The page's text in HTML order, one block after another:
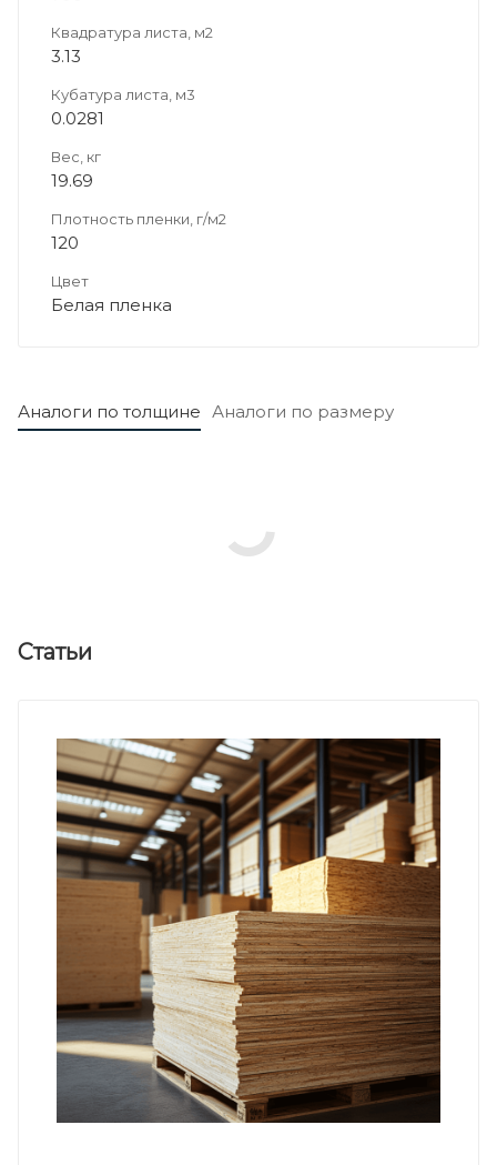
Квадратура листа, м2
3.13
Кубатура листа, м3
0.0281
Вес, кг
19.69
Плотность пленки, г/м2
120
Цвет
Белая пленка
Аналоги по толщине Аналоги по размеру
Статьи